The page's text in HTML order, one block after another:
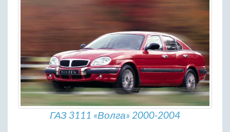
ГАЗ 3111 «Волга» 2000-2004